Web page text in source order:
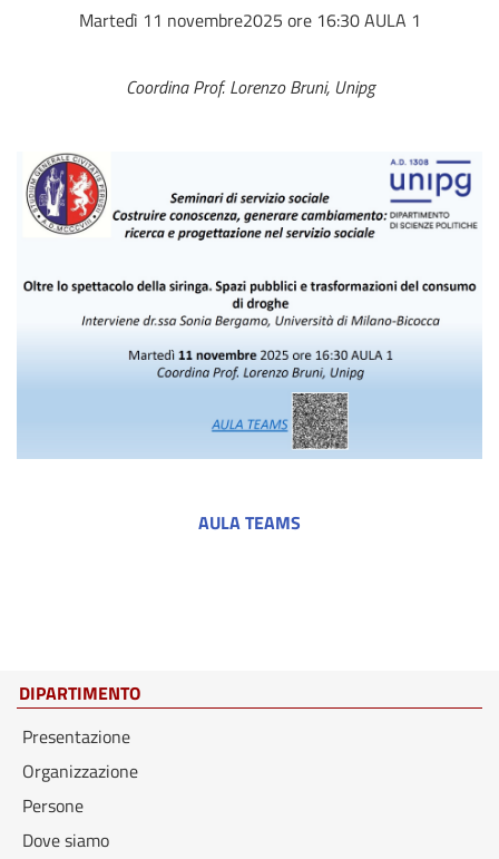
Martedì 11 novembre2025 ore 16:30 AULA 1
Coordina Prof. Lorenzo Bruni, Unipg
AULA TEAMS
DIPARTIMENTO
Presentazione
Organizzazione
Persone
Dove siamo